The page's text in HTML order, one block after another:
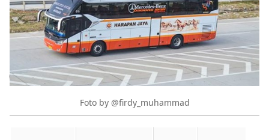
Foto by @firdy_muhammad